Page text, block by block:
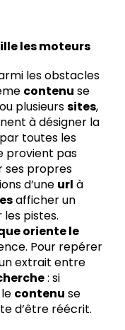
les moteurs
les obstacles
contenu se
ou plusieurssites,
à désigner la
toutes les
provient pas
ses propres
d’une url à
afficher un
pistes.
oriente le
Pour repérer
extrait entre
: si
contenu se
d’être réécrit.